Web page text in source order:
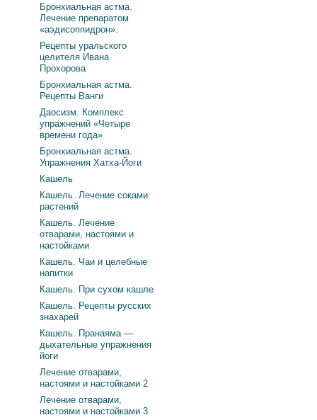
Бронхиальная астма.
Лечение препаратом
«аэдисоппидрон».
Рецепты уральского
целителя Ивана
Прохорова
Бронхиальная астма.
Рецепты Ванги
Даосизм. Комплекс
упражнений «Четыре
времени года»
Бронхиальная астма.
Упражнения Хатха-Йоги
Кашель
Кашель. Лечение соками
растений
Кашель. Лечение
отварами, настоями и
настойками
Кашель. Чаи и целебные
напитки
Кашель. При сухом кашле
Кашель. Рецепты русских
знахарей
Кашель. Пранаяма —
дыхательные упражнения
йоги
Лечение отварами,
настоями и настойками 2
Лечение отварами,
настоями и настойками 3